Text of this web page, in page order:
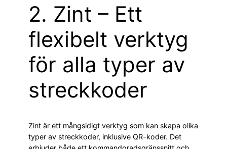
2. Zint – Ett
flexibelt verktyg
för alla typer av
streckkoder
Zint är ett mångsidigt verktyg som kan skapa olika
typer av streckkoder, inklusive QR-koder. Det